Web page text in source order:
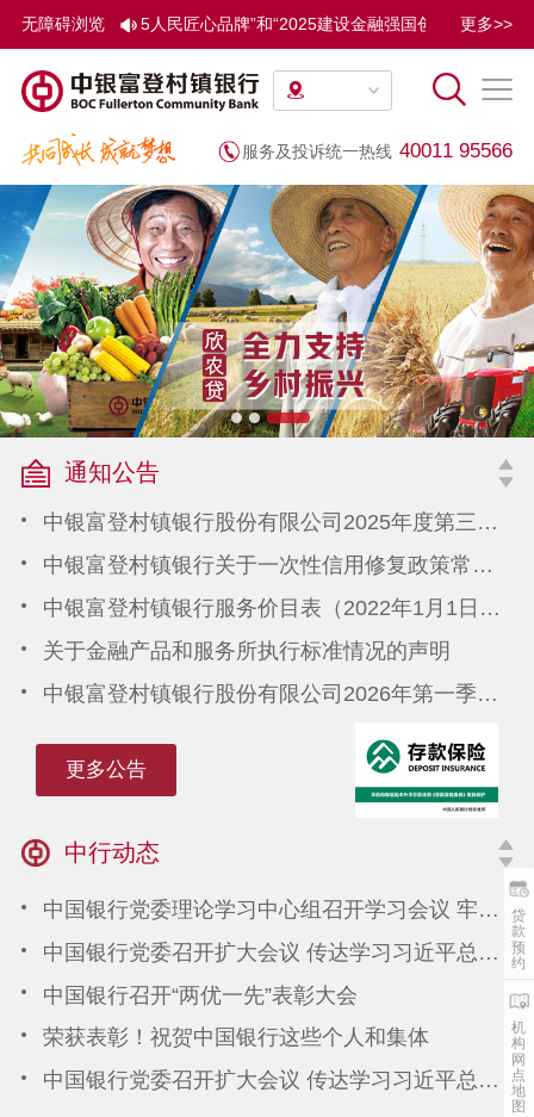
无障碍浏览
论坛上，“2025人民匠心品牌”和“2025建设金融强国创新实践”案
更多>>
服务及投诉统一热线 40011 95566
通知公告
中银富登村镇银行服务价目表（2022年1月1日起执行）
关于金融产品和服务所执行标准情况的声明
关于金融产品和服务所执行标准情况的声明
中银富登村镇银行关于一次性信用修复政策常见问题答疑
更多公告
中行动态
中国银行党委理论学习中心组召开学习会议 牢牢把握新时代党的建设的根本遵循 奋力谱写强大金融机构建设新篇章
中国银行党委召开扩大会议 传达学习习近平总书记对防汛救灾工作作出的重要指示精神 研究部署贯彻落实措施
中国银行召开“两优一先”表彰大会
荣获表彰！祝贺中国银行这些个人和集体
中国银行党委召开扩大会议 传达学习习近平总书记在庆祝中国共产党成立105周年大会上的重要讲话精神
贷
款
预
约
机
构
网
点
地
图